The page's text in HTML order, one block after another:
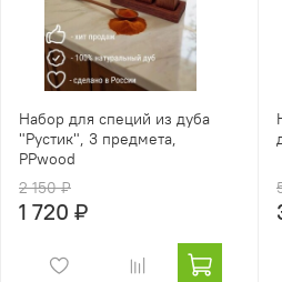
Набор для специй из дуба
"Рустик", 3 предмета,
PPwood
2 150 ₽
1 720 ₽